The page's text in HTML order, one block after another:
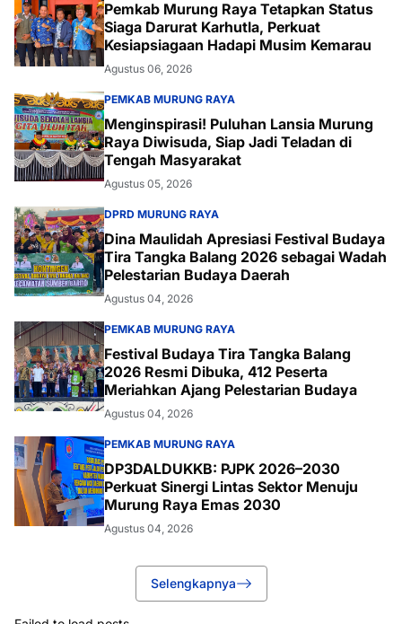
Pemkab Murung Raya Tetapkan Status
Siaga Darurat Karhutla, Perkuat
Kesiapsiagaan Hadapi Musim Kemarau
Agustus 06, 2026
PEMKAB MURUNG RAYA
Menginspirasi! Puluhan Lansia Murung
Raya Diwisuda, Siap Jadi Teladan di
Tengah Masyarakat
Agustus 05, 2026
DPRD MURUNG RAYA
Dina Maulidah Apresiasi Festival Budaya
Tira Tangka Balang 2026 sebagai Wadah
Pelestarian Budaya Daerah
Agustus 04, 2026
PEMKAB MURUNG RAYA
Festival Budaya Tira Tangka Balang
2026 Resmi Dibuka, 412 Peserta
Meriahkan Ajang Pelestarian Budaya
Agustus 04, 2026
PEMKAB MURUNG RAYA
DP3DALDUKKB: PJPK 2026–2030
Perkuat Sinergi Lintas Sektor Menuju
Murung Raya Emas 2030
Agustus 04, 2026
Selengkapnya